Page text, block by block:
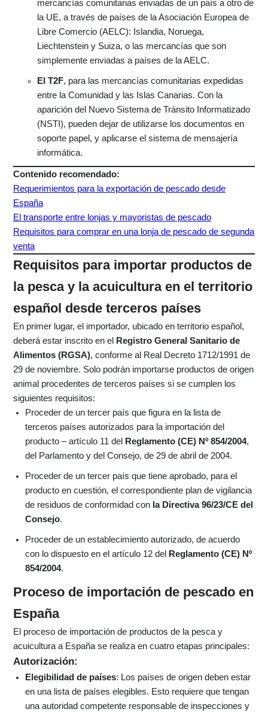
mercancías comunitarias enviadas de un país a otro de
la UE, a través de países de la Asociación Europea de
Libre Comercio (AELC): Islandia, Noruega,
Liechtenstein y Suiza, o las mercancías que son
simplemente enviadas a países de la AELC.
El T2F, para las mercancías comunitarias expedidas
entre la Comunidad y las Islas Canarias. Con la
aparición del Nuevo Sistema de Tránsito Informatizado
(NSTI), pueden dejar de utilizarse los documentos en
soporte papel, y aplicarse el sistema de mensajería
informática.
Contenido recomendado:
Requerimientos para la exportación de pescado desde
España
El transporte entre lonjas y mayoristas de pescado
Requisitos para comprar en una lonja de pescado de segunda
venta
Requisitos para importar productos de
la pesca y la acuicultura en el territorio
español desde terceros países
En primer lugar, el importador, ubicado en territorio español,
deberá estar inscrito en el
Registro General Sanitario de
Alimentos (RGSA), conforme al Real Decreto 1712/1991 de
29 de noviembre. Solo podrán importarse productos de origen
animal procedentes de terceros países si se cumplen los
siguientes requisitos:
Proceder de un tercer país que figura en la lista de
terceros países autorizados para la importación del
producto – artículo 11 del
Reglamento (CE) Nº 854/2004,
del Parlamento y del Consejo, de 29 de abril de 2004.
Proceder de un tercer país que tiene aprobado, para el
producto en cuestión, el correspondiente plan de vigilancia
de residuos de conformidad con la Directiva 96/23/CE del
Consejo.
Proceder de un establecimiento autorizado, de acuerdo
con lo dispuesto en el artículo 12 del
Reglamento (CE) Nº
854/2004.
Proceso de importación de pescado en
España
El proceso de importación de productos de la pesca y
acuicultura a España se realiza en cuatro etapas principales:
Autorización:
Elegibilidad de países: Los países de origen deben estar
en una lista de países elegibles. Esto requiere que tengan
una autoridad competente responsable de inspecciones y